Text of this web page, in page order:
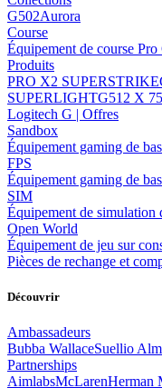
G502Aurora
Course
Équipement de course Pro
Produits
PRO X2 SUPERSTRIKE
SUPERLIGHTG512 X 75
Logitech G | Offres
Sandbox
Équipement gaming de
FPS
Équipement gaming de
SIM
Équipement de simulation
Open World
Équipement de jeu sur
Pièces de rechange et
Découvrir
Ambassadeurs
Bubba WallaceSuellio
Partnerships
AimlabsMcLarenHerman